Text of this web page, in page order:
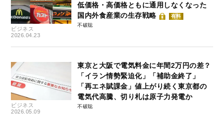
ビジネス
2026.04.23
低価格・高価格ともに通用しなくなった
国内外食産業の生存戦略
有料
不破聡
ビジネス
2026.05.09
東京と大阪で電気料金に年間2万円の差？
「イラン情勢緊迫化」「補助金終了」
「再エネ賦課金」値上がり続く東京都の
電気代高騰、切り札は原子力発電か
不破聡